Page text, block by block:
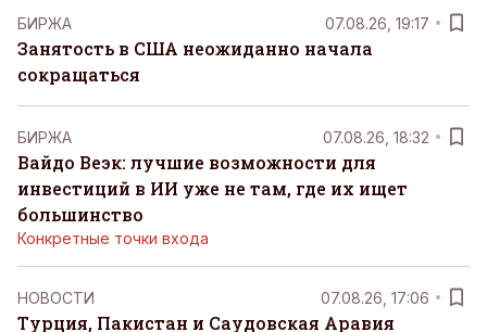
БИРЖА 07.08.26, 19:17
Занятость в США неожиданно начала
сокращаться
БИРЖА 07.08.26, 18:32
Вайдо Веэк: лучшие возможности для
инвестиций в ИИ уже не там, где их ищет
большинство
Конкретные точки входа
НОВОСТИ 07.08.26, 17:06
Турция, Пакистан и Саудовская Аравия